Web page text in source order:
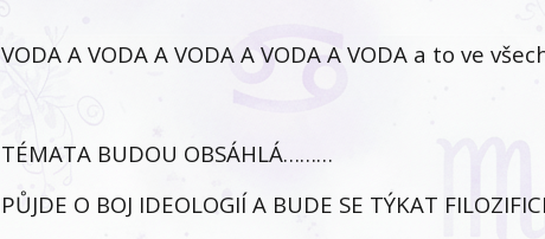
VODA A VODA A VODA A VODA A VODA a to ve
TÉMATA BUDOU OBSÁHLÁ………
PŮJDE O BOJ IDEOLOGIÍ A BUDE SE TÝKAT